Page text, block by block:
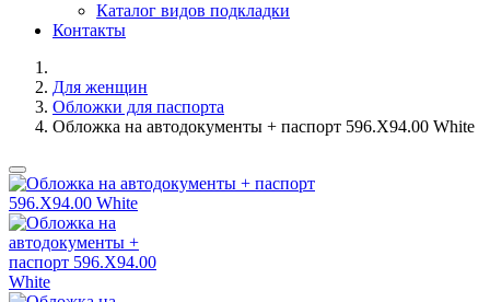
Каталог видов подкладки
Контакты
Для женщин
Обложки для паспорта
Обложка на автодокументы + паспорт 596.X94.00 White